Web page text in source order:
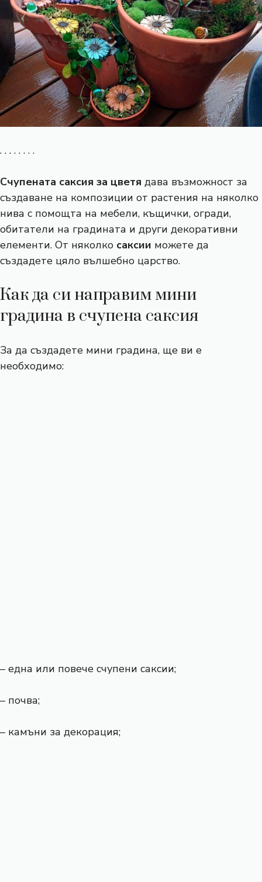
. . . . . . . .
Счупената саксия за цветя дава възможност за
създаване на композиции от растения на няколко
нива с помощта на мебели, къщички, огради,
обитатели на градината и други декоративни
елементи. От няколко саксии можете да
създадете цяло вълшебно царство.
Как да си направим мини
градина в счупена саксия
За да създадете мини градина, ще ви е
необходимо:
– една или повече счупени саксии;
– почва;
– камъни за декорация;